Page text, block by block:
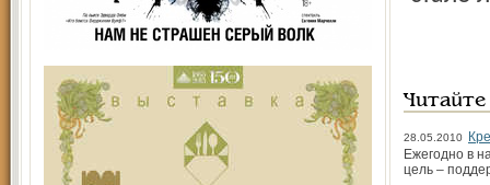
28.05.2010
Ежегодно в
цель –